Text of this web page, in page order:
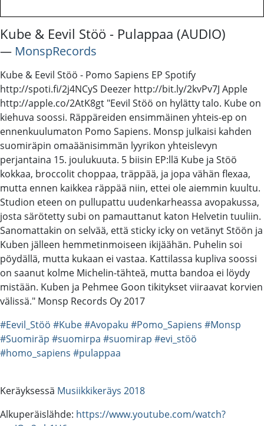
Kube & Eevil Stöö - Pulappaa (AUDIO)
― MonspRecords
Kube & Eevil Stöö - Pomo Sapiens EP Spotify
http://spoti.fi/2j4NCyS Deezer http://bit.ly/2kvPv7J Apple
http://apple.co/2AtK8gt "Eevil Stöö on hylätty talo. Kube on
kiehuva soossi. Räppäreiden ensimmäinen yhteis-ep on
ennenkuulumaton Pomo Sapiens. Monsp julkaisi kahden
suomiräpin omaäänisimmän lyyrikon yhteislevyn
perjantaina 15. joulukuuta. 5 biisin EP:llä Kube ja Stöö
kokkaa, broccolit choppaa, träppää, ja jopa vähän flexaa,
mutta ennen kaikkea räppää niin, ettei ole aiemmin kuultu.
Studion eteen on pullupattu uudenkarheassa avopakussa,
josta särötetty subi on pamauttanut katon Helvetin tuuliin.
Sanomattakin on selvää, että sticky icky on vetänyt Stöön ja
Kuben jälleen hemmetinmoiseen ikijäähän. Puhelin soi
pöydällä, mutta kukaan ei vastaa. Kattilassa kupliva soossi
on saanut kolme Michelin-tähteä, mutta bandoa ei löydy
mistään. Kuben ja Pehmee Goon tikitykset viiraavat korvien
välissä." Monsp Records Oy 2017
#Eevil_Stöö #Kube#Avopaku #Pomo_Sapiens #Monsp
#Suomiräp #suomirpa #suomirap #evi_stöö
#homo_sapiens #pulappaa
Keräyksessä Musiikkikeräys 2018
Alkuperäislähde: https://www.youtube.com/watch?